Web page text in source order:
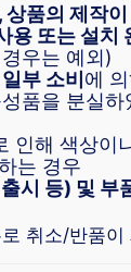
, 상품의 제작
용 또는 설치
우는 예외)
부 소비에
품을 분실
인해 색상이
는 경우
시 등) 및 부
취소/반품이